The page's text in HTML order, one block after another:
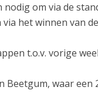
om via de
het winnen van
t.o.v. vorige
waar